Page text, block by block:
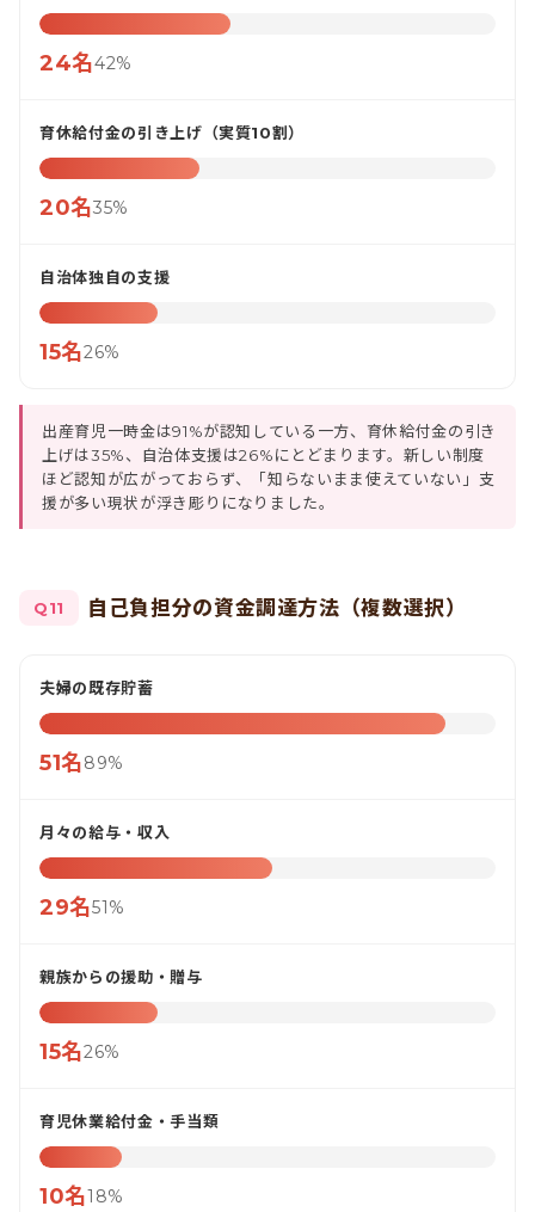
24名42%
育休給付金の引き上げ（実質10割）
20名35%
自治体独自の支援
15名26%
出産育児一時金は91%が認知している一方、育休給付金の引き
上げは35%、自治体支援は26%にとどまります。新しい制度
ほど認知が広がっておらず、「知らないまま使えていない」支
援が多い現状が浮き彫りになりました。
Q11 自己負担分の資金調達方法（複数選択）
夫婦の既存貯蓄
51名89%
月々の給与・収入
29名51%
親族からの援助・贈与
15名26%
育児休業給付金・手当類
10名18%